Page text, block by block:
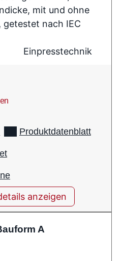
mit und ohne
nach IEC
Einpresstechnik
Produktdatenblatt
anzeigen
A